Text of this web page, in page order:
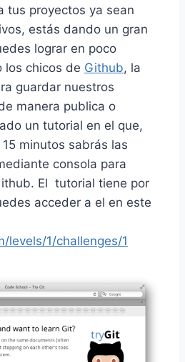
tus proyectos ya sean
estás dando un gran
lograr en poco
los chicos de Github, la
guardar nuestros
manera publica o
un tutorial en el que,
minutos sabrás las
consola para
El tutorial tiene por
acceder a el en este
levels/1/challenges/1